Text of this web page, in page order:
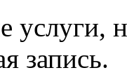
услуги,
запись.